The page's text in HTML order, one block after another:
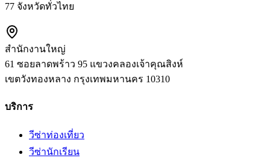
77 จังหวัดทั่วไทย
สำนักงานใหญ่
61 ซอยลาดพร้าว 95 แขวงคลองเจ้าคุณสิงห์
เขตวังทองหลาง กรุงเทพมหานคร 10310
บริการ
วีซ่าท่องเที่ยว
วีซ่านักเรียน